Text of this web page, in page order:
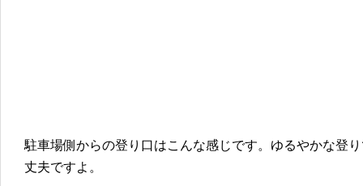
駐車場側からの登り口はこんな感じです。ゆるやかな登
丈夫ですよ。